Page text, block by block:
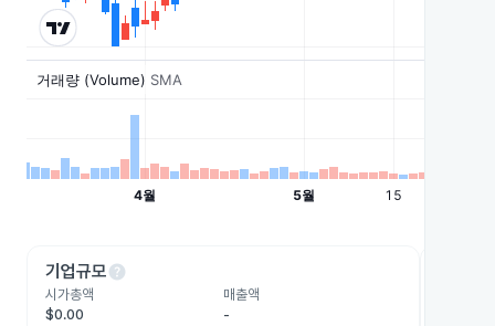
기업규모help
시가총액
$0.00
매출액
-